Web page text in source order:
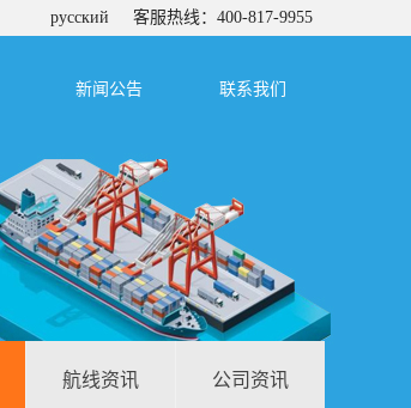
русский 客服热线：400-817-9955
新闻公告 联系我们
航线资讯 公司资讯